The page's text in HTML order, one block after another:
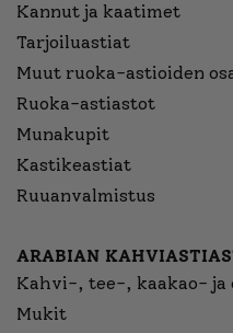
Kannut ja kaatimet
Tarjoiluastiat
Muut ruoka-astioiden
Ruoka-astiastot
Munakupit
Kastikeastiat
Ruuanvalmistus
ARABIAN
Kahvi-, tee-, kaakao- ja
Mukit